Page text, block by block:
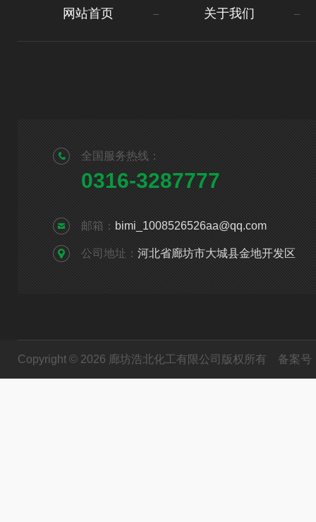
网站首页 关于我们
全国服务热线：
0316-3287777
邮箱： bimi_1008526526aa@qq.com
公司地址： 河北省廊坊市大城县金地开发区
Copyright © 2026 廊坊浩北化工有限公司版权所有 备案号